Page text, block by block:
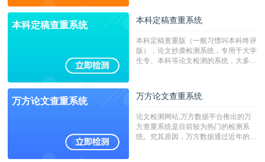
本科定稿查重系统 本科定稿查重系统
本科定稿查重版（一般习惯叫本科终评
版），论文抄袭检测系统，专用于大学
生专、本科等论文检测的系统，大多数
万方论文查重系统 万方论文查重系统
论文检测网站,万方数据平台推出的万
方查重系统是目前较为热门的检测系
统。究其原因，万方数据通过近年的发